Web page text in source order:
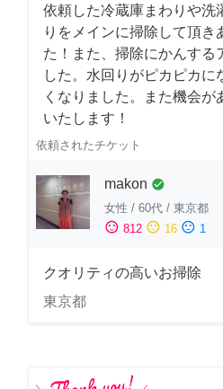
依頼した冷蔵庫まわりや洗
りをメインに掃除して頂き
た！また、掃除にかんする
した。水回りがピカピカに
くなりました。また機会が
いたします！
依頼されたチケット
makon check_circle
女性 / 60代 / 東京都
sentiment_satisfied 812 sentiment_neutral 16 sentiment_dissatisfied 1
クオリティの高いお掃除
東京都